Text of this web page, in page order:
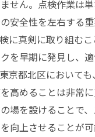
せん。点検作業は
安全性を左右する
に真剣に取り組む
を早期に発見し、
京都北区において
高めることは非常
場を設けることで
向上させることが